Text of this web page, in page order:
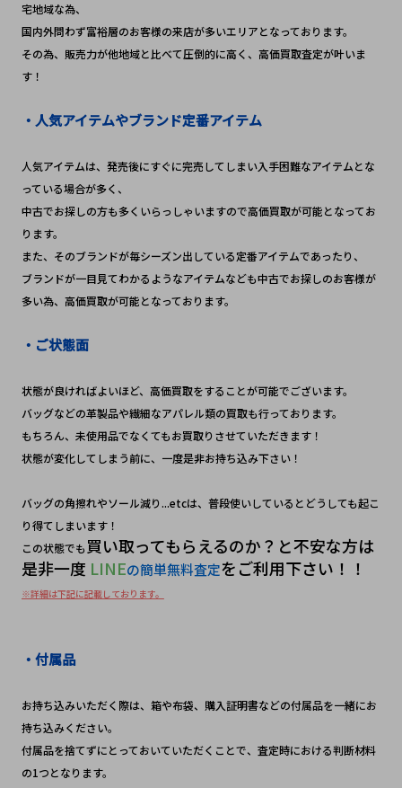
宅地域な為、
国内外問わず富裕層のお客様の来店が多いエリアとなっております。
その為、販売力が他地域と比べて圧倒的に高く、高価買取査定が叶いま
す！
・人気アイテムやブランド定番アイテム
人気アイテムは、発売後にすぐに完売してしまい入手困難なアイテムとな
っている場合が多く、
中古でお探しの方も多くいらっしゃいますので高価買取が可能となってお
ります。
また、そのブランドが毎シーズン出している定番アイテムであったり、
ブランドが一目見てわかるようなアイテムなども中古でお探しのお客様が
多い為、高価買取が可能となっております。
・ご状態面
状態が良ければよいほど、高価買取をすることが可能でございます。
バッグなどの革製品や繊細なアパレル類の買取も行っております。
もちろん、未使用品でなくてもお買取りさせていただきます！
状態が変化してしまう前に、一度是非お持ち込み下さい！
バッグの角擦れやソール減り...etcは、普段使いしているとどうしても起こ
り得てしまいます！
この状態でも 買い取ってもらえるのか？と不安な方は
是非一度 LINEの簡単無料査定をご利用下さい！！
※詳細は下記に記載しております。
・付属品
お持ち込みいただく際は、箱や布袋、購入証明書などの付属品を一緒にお
持ち込みください。
付属品を捨てずにとっておいていただくことで、査定時における判断材料
の1つとなります。